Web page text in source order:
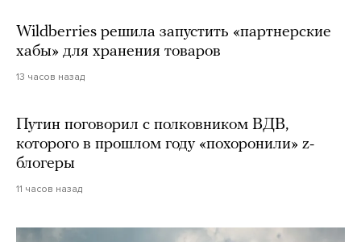
Wildberries решила запустить «партнерские
хабы» для хранения товаров
13 часов назад
Путин поговорил с полковником ВДВ,
которого в прошлом году «похоронили» z-
блогеры
11 часов назад